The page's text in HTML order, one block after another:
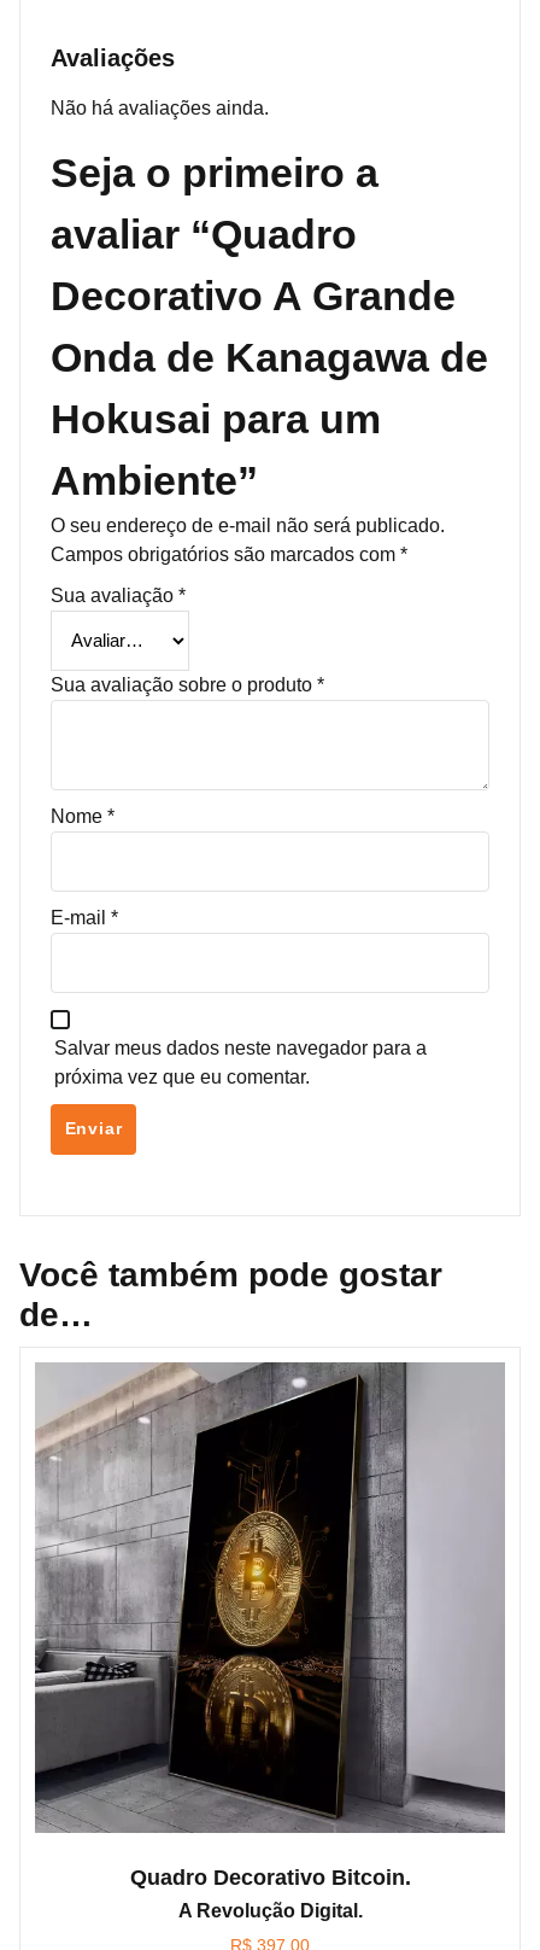
Avaliações
Não há avaliações ainda.
Seja o primeiro a
avaliar “Quadro
Decorativo A Grande
Onda de Kanagawa de
Hokusai para um
Ambiente”
O seu endereço de e-mail não será publicado.
Campos obrigatórios são marcados com *
Sua avaliação *
Sua avaliação sobre o produto *
Nome *
E-mail *
Salvar meus dados neste navegador para a
próxima vez que eu comentar.
Você também pode gostar
de…
Quadro Decorativo Bitcoin.
A Revolução Digital.
R$ 397,00